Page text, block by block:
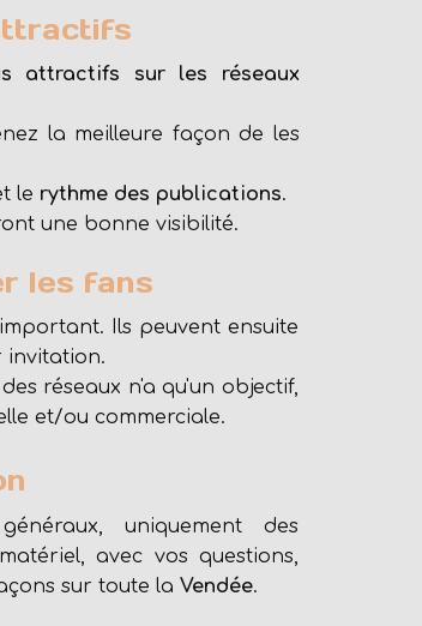
attractifs sur les réseaux
la meilleure façon de les
le rythme des publications.
une bonne visibilité.
les fans
Ils peuvent ensuite
invitation.
réseaux n'a qu'un objectif,
et/ou commerciale.
uniquement des
avec vos questions,
sur toute la Vendée.